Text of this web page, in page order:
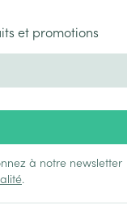
et promotions
à notre newsletter
.